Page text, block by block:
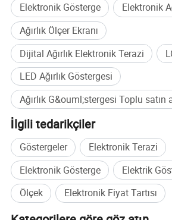
> en fazla 50,000 derece görüntüler
> Montaj braketi ve donanım dahildir
110 V AC adaptörle çalışır (dahildir)
Tam Çift Yönlü RS-232 Seri Bağlantı Noktası
6 350 Ω'a kadar yük hücresini yönlendirir
> İsteğe bağlı çift yük hücresi portları
- Teknik Özellikler -
Ekran: LCD; 1 inç x 6 basamaklı sayısal
Birimler: lb, kg
Doğruluk Sınıfı:
Sıfır stabilite hatası: TK0 0,1µV//K
Elektronik Gösterge
Elektronik
Ağırlık Ölçer Ekranı
Dijital Ağırlık Elektronik Terazi
LED Ağırlık Göstergesi
Ağırlık G&ouml;stergesi Toplu satın
İlgili tedarikçiler
Göstergeler
Elektronik Terazi
Elektronik Gösterge
Elektrik
Ölçek
Elektronik Fiyat Tartısı